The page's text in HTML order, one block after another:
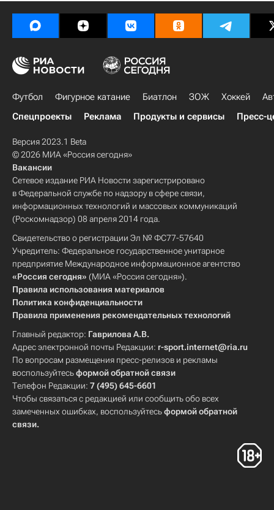
Футбол Фигурное катание Биатлон ЗОЖ Хоккей
Спецпроекты
Реклама Продукты и сервисы Пресс-
Версия 2023.1 Beta
© 2026 МИА «Россия сегодня»
Вакансии
Сетевое издание РИА Новости зарегистрировано
в Федеральной службе по надзору в сфере связи,
информационных технологий и массовых коммуникаций
(Роскомнадзор) 08 апреля 2014 года.
Свидетельство о регистрации Эл № ФС77-57640
Учредитель: Федеральное государственное унитарное
предприятие Международное информационное агентство
«Россия сегодня» (МИА «Россия сегодня»).
Правила использования материалов
Политика конфиденциальности
Правила применения рекомендательных технологий
Главный редактор: Гаврилова А.В.
Адрес электронной почты Редакции: r-sport.internet@ria.ru
По вопросам размещения пресс-релизов и рекламы
воспользуйтесьформой обратной связи
Телефон Редакции: 7 (495) 645-6601
Чтобы связаться с редакцией или сообщить обо всех
замеченных ошибках, воспользуйтесьформой обратной
связи.